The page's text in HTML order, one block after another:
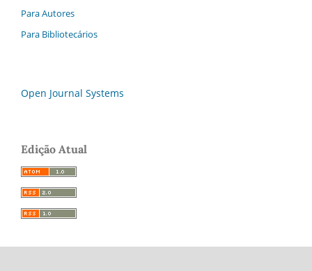
Para Autores
Para Bibliotecários
Open Journal Systems
Edição Atual